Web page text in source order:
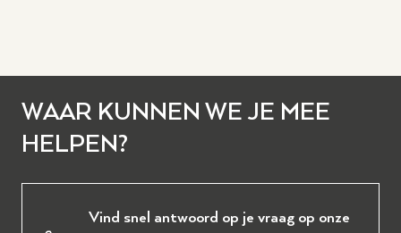
WAAR KUNNEN WE JE MEE
HELPEN?
Vind snel antwoord op je vraag op onze